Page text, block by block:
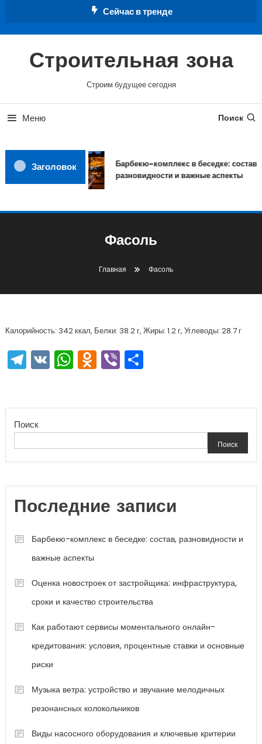
Сейчас в тренде
Строительная зона
Строим будущее сегодня
Меню Поиск
Заголовок
Барбекю-комплекс в беседке: состав,
разновидности и важные аспекты
Фасоль
Главная Фасоль
Калорийность: 342 ккал, Белки: 38.2 г, Жиры: 1.2 г, Углеводы: 28.7 г
Telegram
VKWhatsApp
Odnoklassniki
ViberОтправить
Поиск
Поиск
Последние записи
Барбекю-комплекс в беседке: состав, разновидности и
важные аспекты
Оценка новостроек от застройщика: инфраструктура,
сроки и качество строительства
Как работают сервисы моментального онлайн-
кредитования: условия, процентные ставки и основные
риски
Музыка ветра: устройство и звучание мелодичных
резонансных колокольчиков
Виды насосного оборудования и ключевые критерии